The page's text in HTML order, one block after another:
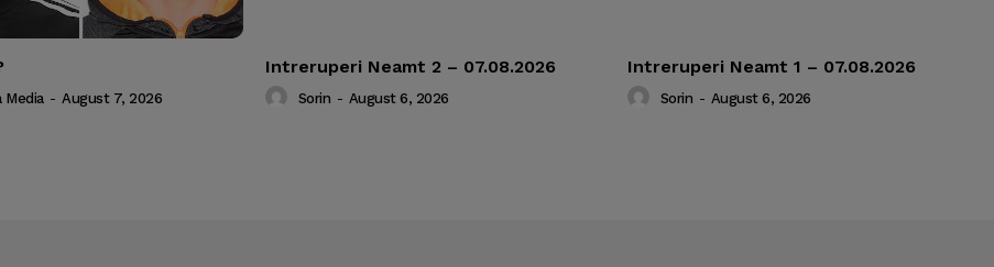
Media - August 7, 2026
Intreruperi Neamt 2 – 07.08.2026
Sorin - August 6, 2026
Intreruperi Neamt 1 – 07.08.2026
Sorin - August 6, 2026